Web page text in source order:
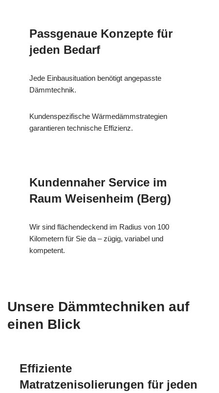
Passgenaue Konzepte für
jeden Bedarf
Jede Einbausituation benötigt angepasste
Dämmtechnik.
Kundenspezifische Wärmedämmstrategien
garantieren technische Effizienz.
Kundennaher Service im
Raum Weisenheim (Berg)
Wir sind flächendeckend im Radius von 100
Kilometern für Sie da – zügig, variabel und
kompetent.
Unsere Dämmtechniken auf
einen Blick
Effiziente
Matratzenisolierungen für jeden